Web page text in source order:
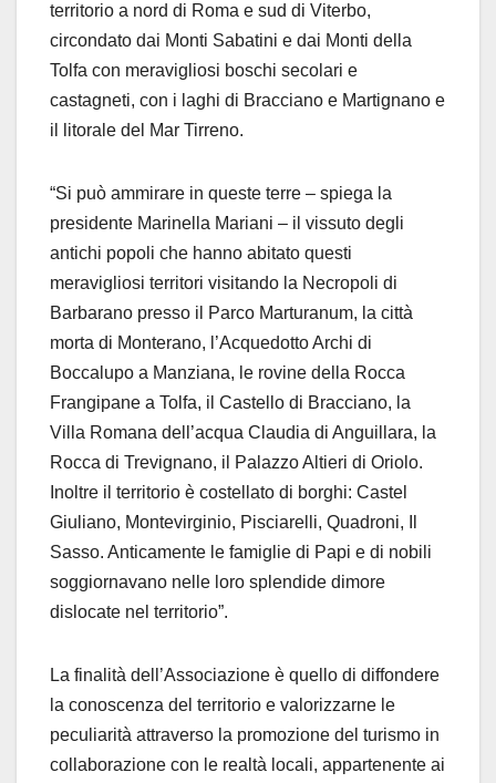
territorio a nord di Roma e sud di Viterbo,
circondato dai Monti Sabatini e dai Monti della
Tolfa con meravigliosi boschi secolari e
castagneti, con i laghi di Bracciano e Martignano e
il litorale del Mar Tirreno.
“Si può ammirare in queste terre – spiega la
presidente Marinella Mariani – il vissuto degli
antichi popoli che hanno abitato questi
meravigliosi territori visitando la Necropoli di
Barbarano presso il Parco Marturanum, la città
morta di Monterano, l’Acquedotto Archi di
Boccalupo a Manziana, le rovine della Rocca
Frangipane a Tolfa, il Castello di Bracciano, la
Villa Romana dell’acqua Claudia di Anguillara, la
Rocca di Trevignano, il Palazzo Altieri di Oriolo.
Inoltre il territorio è costellato di borghi: Castel
Giuliano, Montevirginio, Pisciarelli, Quadroni, Il
Sasso. Anticamente le famiglie di Papi e di nobili
soggiornavano nelle loro splendide dimore
dislocate nel territorio”.
La finalità dell’Associazione è quello di diffondere
la conoscenza del territorio e valorizzarne le
peculiarità attraverso la promozione del turismo in
collaborazione con le realtà locali, appartenente ai